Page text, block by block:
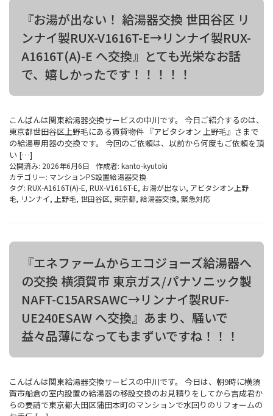
『お湯が出ない！ 給湯器交換 世田谷区 リ
ンナイ製RUX-V1616T-E→リンナイ製RUX-
A1616T(A)-E へ交換』とても光栄なお話
で、嬉しかったです！！！！！
こんばんは関東給湯器交換サービスの中川です。 今日ご紹介するのは、
東京都世田谷区上野毛にある賃貸物件 『アビタシオン 上野毛』さまで
の給湯専用器の交換です。 今回のご依頼は、以前から何度もご依頼を頂
い […]
公開済み: 2026年6月6日 作成者: kanto-kyutoki
カテゴリー: マンションPS設置給湯器交換
タグ: RUX-A1616T(A)-E, RUX-V1616T-E, お湯が出ない, アビタシオン上野
毛, リンナイ, 上野毛, 世田谷区, 東京都, 給湯器交換, 緊急対応
『エネファームからエコジョーズ給湯器へ
の交換 横須賀市 東京ガス/パナソニック製
NAFT-C15ARSAWC→リンナイ製RUF-
UE240ESAW へ交換』あまり、騒いで
益々品薄になってもまずいですね！！！
こんばんは関東給湯器交換サービスの中川です。 今日は、朝9時に横須
賀市船倉の室内設置の給湯器の移設交換のお見積りをしてから吉成君か
らの要請で東京都大田区蒲田本町のマンションで水回りのリフォームの